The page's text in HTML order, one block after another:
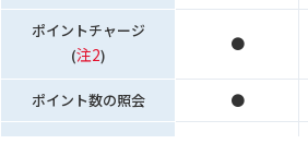
ポイントチャージ
(注2)
●
ポイント数の照会 ●
WAON残高の照会